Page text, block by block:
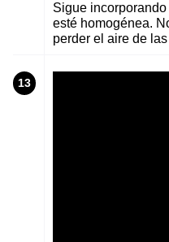
Sigue
esté homogénea.
perder el aire de
13